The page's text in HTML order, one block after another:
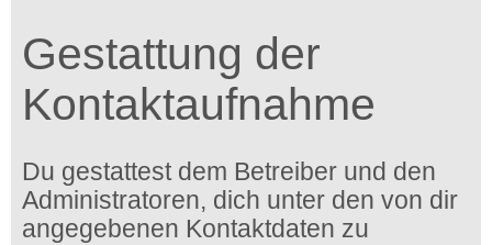
Gestattung der
Kontaktaufnahme
Du gestattest dem Betreiber und den
Administratoren, dich unter den von dir
angegebenen Kontaktdaten zu